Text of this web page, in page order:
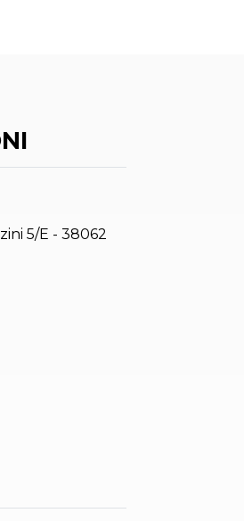
5/E - 38062